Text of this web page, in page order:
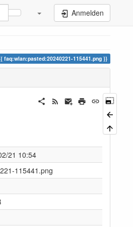
Anmelden
faq:wlan:pasted:20240221-115441.png
21 10:54
115441.png